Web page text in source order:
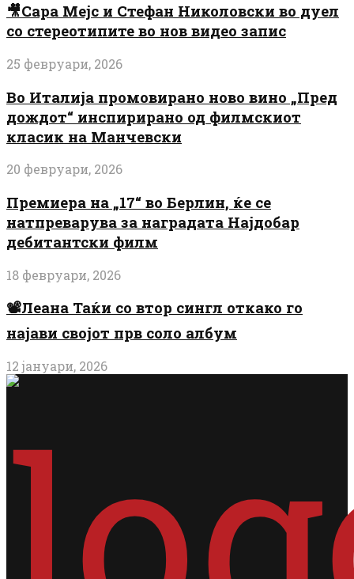
🎥Сара Мејс и Стефан Николовски во дуел
со стереотипите во нов видео запис
25 февруари, 2026
Во Италија промовирано ново вино „Пред
дождот“ инспирирано од филмскиот
класик на Манчевски
20 февруари, 2026
Премиера на „17“ во Берлин, ќе се
натпреварува за наградата Најдобар
дебитантски филм
18 февруари, 2026
📽️Леана Таќи со втор сингл откако го
најави својот прв соло албум
12 јануари, 2026